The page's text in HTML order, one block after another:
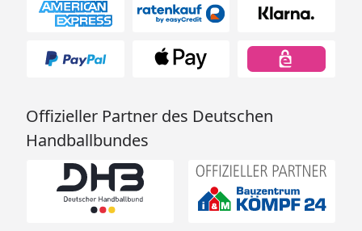
Offizieller Partner des Deutschen
Handballbundes